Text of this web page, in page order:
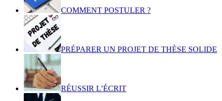
COMMENT POSTULER ?
PRÉPARER UN PROJET DE THÈSE SOLIDE
RÉUSSIR L’ÉCRIT